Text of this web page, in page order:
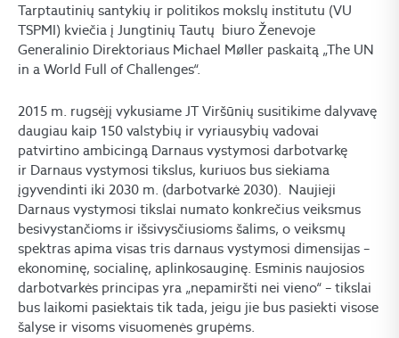
Tarptautinių santykių ir politikos mokslų institutu (VU
TSPMI) kviečia į Jungtinių Tautų biuro Ženevoje
Generalinio Direktoriaus Michael Møller paskaitą „The UN
in a World Full of Challenges“.
2015 m. rugsėjį vykusiame JT Viršūnių susitikime dalyvavę
daugiau kaip 150 valstybių ir vyriausybių vadovai
patvirtino ambicingą Darnaus vystymosi darbotvarkę
ir Darnaus vystymosi tikslus, kuriuos bus siekiama
įgyvendinti iki 2030 m. (darbotvarkė 2030). Naujieji
Darnaus vystymosi tikslai numato konkrečius veiksmus
besivystančioms ir išsivysčiusioms šalims, o veiksmų
spektras apima visas tris darnaus vystymosi dimensijas –
ekonominę, socialinę, aplinkosauginę. Esminis naujosios
darbotvarkės principas yra „nepamiršti nei vieno“ – tikslai
bus laikomi pasiektais tik tada, jeigu jie bus pasiekti visose
šalyse ir visoms visuomenės grupėms.